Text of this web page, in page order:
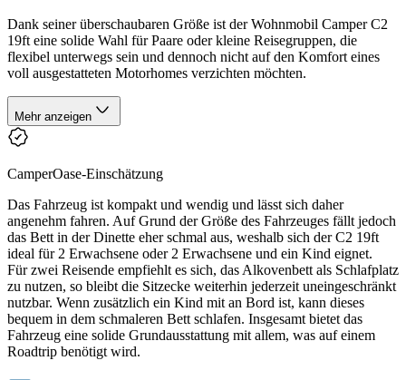
Dank seiner überschaubaren Größe ist der Wohnmobil Camper C2
19ft eine solide Wahl für Paare oder kleine Reisegruppen, die
flexibel unterwegs sein und dennoch nicht auf den Komfort eines
voll ausgestatteten Motorhomes verzichten möchten.
Mehr anzeigen
CamperOase-Einschätzung
Das Fahrzeug ist kompakt und wendig und lässt sich daher
angenehm fahren. Auf Grund der Größe des Fahrzeuges fällt jedoch
das Bett in der Dinette eher schmal aus, weshalb sich der C2 19ft
ideal für 2 Erwachsene oder 2 Erwachsene und ein Kind eignet.
Für zwei Reisende empfiehlt es sich, das Alkovenbett als Schlafplatz
zu nutzen, so bleibt die Sitzecke weiterhin jederzeit uneingeschränkt
nutzbar. Wenn zusätzlich ein Kind mit an Bord ist, kann dieses
bequem in dem schmaleren Bett schlafen. Insgesamt bietet das
Fahrzeug eine solide Grundausstattung mit allem, was auf einem
Roadtrip benötigt wird.